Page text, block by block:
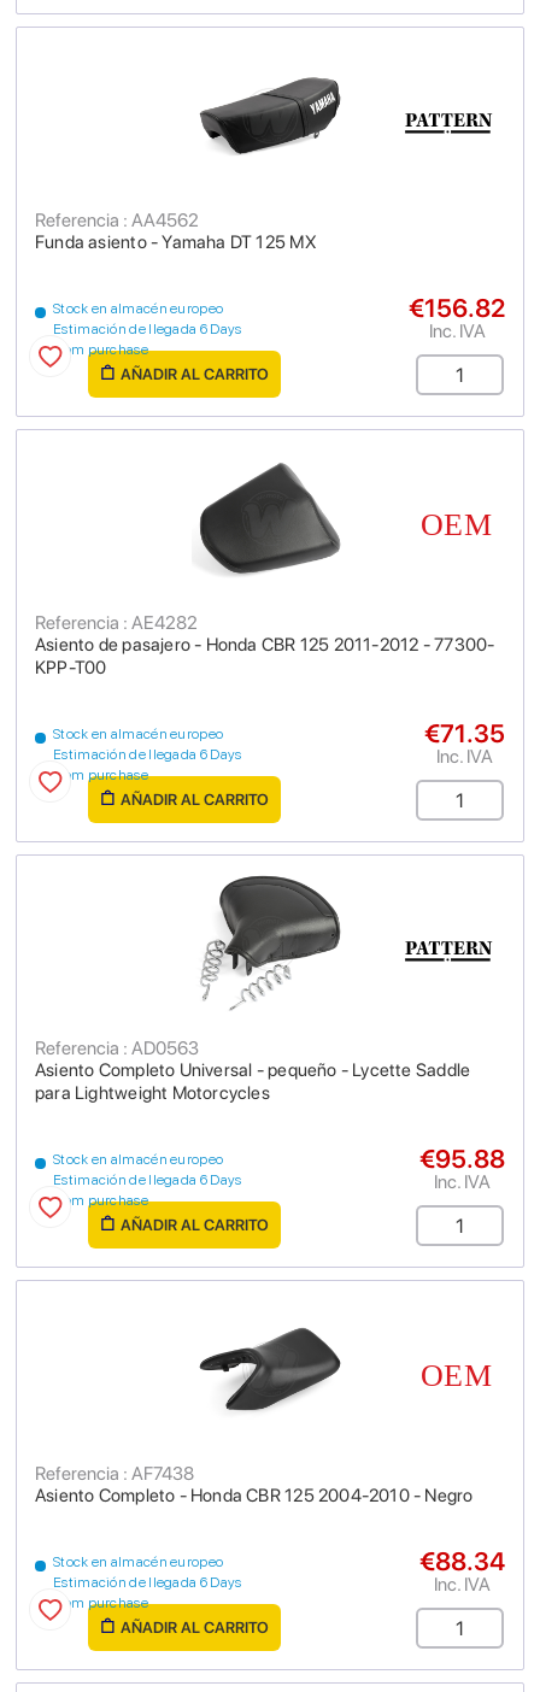
Funda asiento - Yamaha DT 125 MX
Referencia : AA4562
Stock en almacén europeo
Estimación de llegada 6 Days
from purchase
€156.82
Inc. IVA
AÑADIR AL CARRITO
Asiento de pasajero - Honda CBR 125 2011-2012 - 77300-
KPP-T00
Referencia : AE4282
Stock en almacén europeo
Estimación de llegada 6 Days
from purchase
€71.35
Inc. IVA
AÑADIR AL CARRITO
Asiento Completo Universal - pequeño - Lycette Saddle
para Lightweight Motorcycles
Referencia : AD0563
Stock en almacén europeo
Estimación de llegada 6 Days
from purchase
€95.88
Inc. IVA
AÑADIR AL CARRITO
Asiento Completo - Honda CBR 125 2004-2010 - Negro
Referencia : AF7438
Stock en almacén europeo
Estimación de llegada 6 Days
from purchase
€88.34
Inc. IVA
AÑADIR AL CARRITO